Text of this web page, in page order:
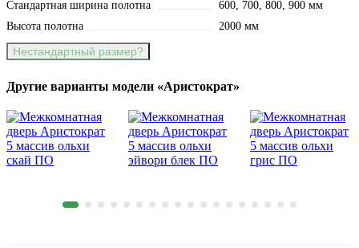
Стандартная ширина полотна
600, 700, 800, 900 мм
Высота полотна
2000 мм
Нестандартный размер?
Другие варианты модели «Аристократ»